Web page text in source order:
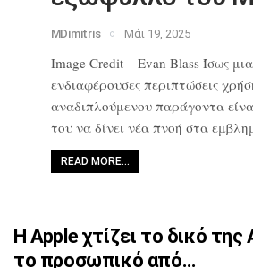
MDimitris Μάι 19, 2025
Image Credit – Evan Blass Ίσως
ενδιαφέρουσες περιπτώσεις
αναδιπλούμενου παράγοντα
του να δίνει νέαπνοή στα
READ MORE…
Η Apple χτίζει το δικό της
το προσωπικό από…